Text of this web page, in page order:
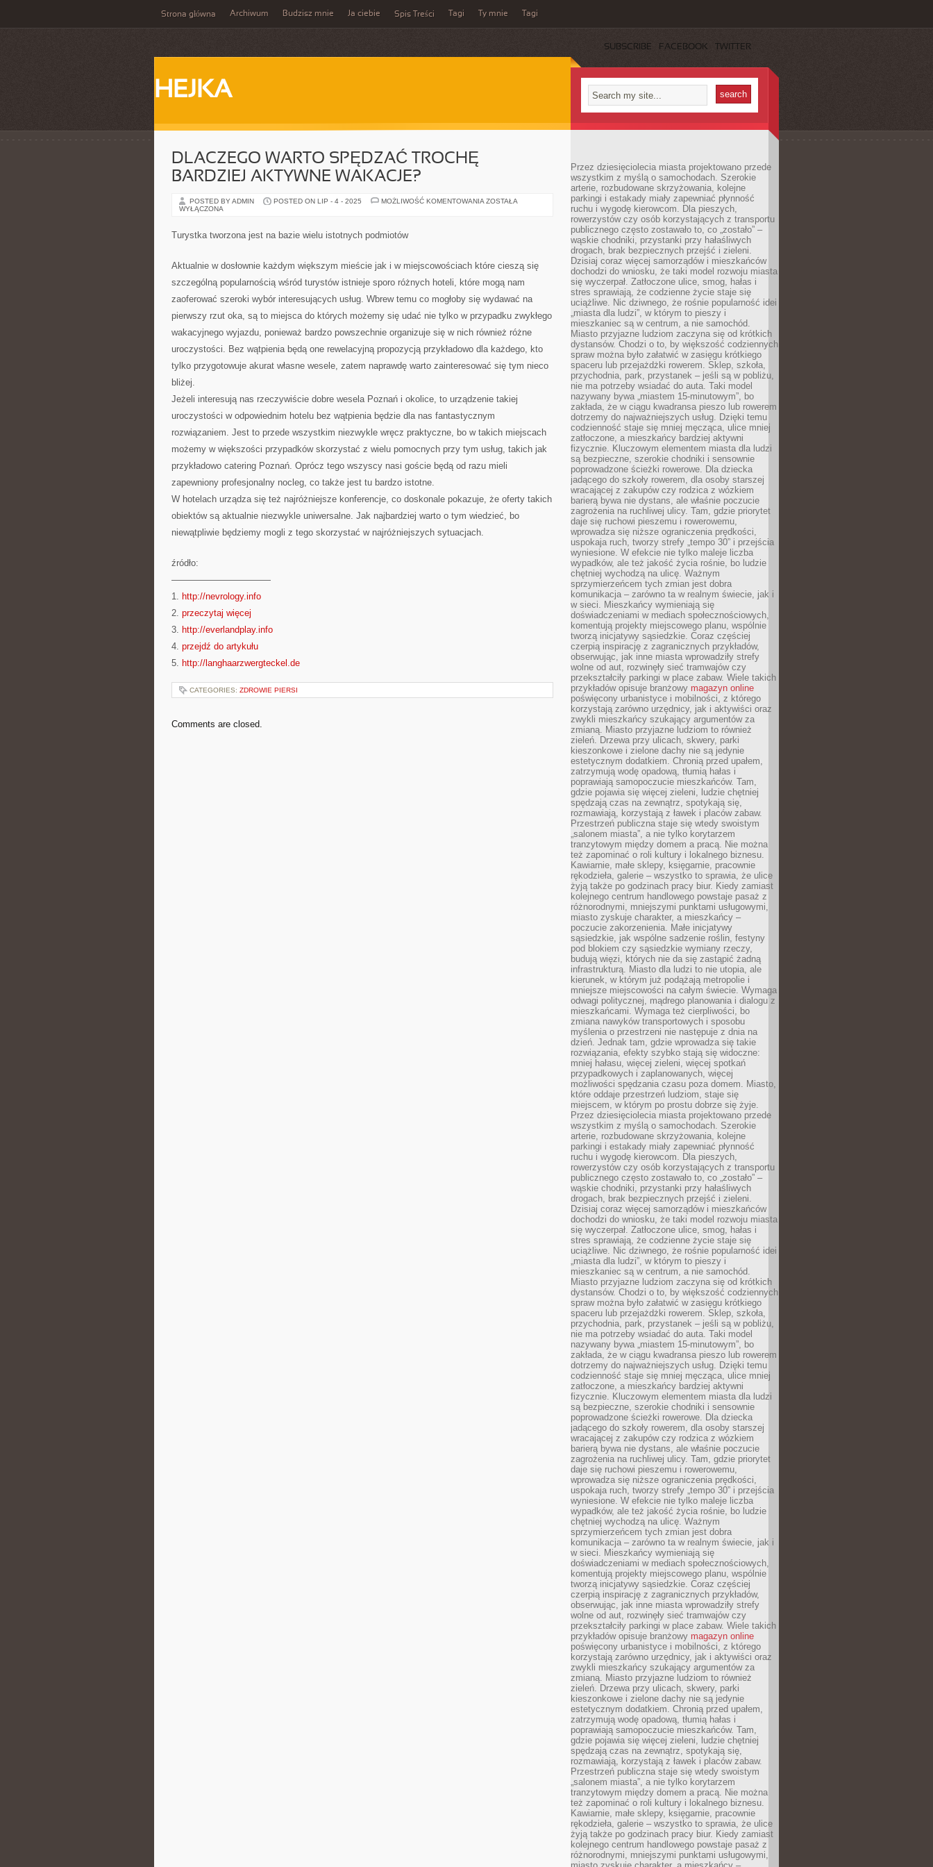
Strona główna Archiwum Budzisz mnie Ja ciebie Spis Treści Tagi Ty mnie Tagi
SUBSCRIBE FACEBOOK TWITTER
HEJKA
DLACZEGO WARTO SPĘDZAĆ TROCHĘ
BARDZIEJ AKTYWNE WAKACJE?
POSTED BY ADMIN POSTED ON LIP - 4 - 2025 MOŻLIWOŚĆ KOMENTOWANIA DLACZEGO
ZOSTAŁA
WYŁĄCZONA
Turystka tworzona jest na bazie wielu istotnych podmiotów
Aktualnie w dosłownie każdym większym mieście jak i w miejscowościach które cieszą się
szczególną popularnością wśród turystów istnieje sporo różnych hoteli, które mogą nam
zaoferować szeroki wybór interesujących usług. Wbrew temu co mogłoby się wydawać na
pierwszy rzut oka, są to miejsca do których możemy się udać nie tylko w przypadku zwykłego
wakacyjnego wyjazdu, ponieważ bardzo powszechnie organizuje się w nich również różne
uroczystości. Bez wątpienia będą one rewelacyjną propozycją przykładowo dla każdego, kto
tylko przygotowuje akurat własne wesele, zatem naprawdę warto zainteresować się tym nieco
bliżej.
Jeżeli interesują nas rzeczywiście dobre wesela Poznań i okolice, to urządzenie takiej
uroczystości w odpowiednim hotelu bez wątpienia będzie dla nas fantastycznym
rozwiązaniem. Jest to przede wszystkim niezwykle wręcz praktyczne, bo w takich miejscach
możemy w większości przypadków skorzystać z wielu pomocnych przy tym usług, takich jak
przykładowo catering Poznań. Oprócz tego wszyscy nasi goście będą od razu mieli
zapewniony profesjonalny nocleg, co także jest tu bardzo istotne.
W hotelach urządza się też najróżniejsze konferencje, co doskonale pokazuje, że oferty takich
obiektów są aktualnie niezwykle uniwersalne. Jak najbardziej warto o tym wiedzieć, bo
niewątpliwie będziemy mogli z tego skorzystać w najróżniejszych sytuacjach.
źródło:
———————————
1. http://nevrology.info
2. przeczytaj więcej
3. http://everlandplay.info
4. przejdź do artykułu
5. http://langhaarzwergteckel.de
CATEGORIES: ZDROWIE PIERSI
Comments are closed.
Przez dziesięciolecia miasta projektowano przede
wszystkim z myślą o samochodach. Szerokie
arterie, rozbudowane skrzyżowania, kolejne
parkingi i estakady miały zapewniać płynność
ruchu i wygodę kierowcom. Dla pieszych,
rowerzystów czy osób korzystających z transportu
publicznego często zostawało to, co „zostało” –
wąskie chodniki, przystanki przy hałaśliwych
drogach, brak bezpiecznych przejść i zieleni.
Dzisiaj coraz więcej samorządów i mieszkańców
dochodzi do wniosku, że taki model rozwoju miasta
się wyczerpał. Zatłoczone ulice, smog, hałas i
stres sprawiają, że codzienne życie staje się
uciążliwe. Nic dziwnego, że rośnie popularność idei
„miasta dla ludzi”, w którym to pieszy i
mieszkaniec są w centrum, a nie samochód.
Miasto przyjazne ludziom zaczyna się od krótkich
dystansów. Chodzi o to, by większość codziennych
spraw można było załatwić w zasięgu krótkiego
spaceru lub przejażdżki rowerem. Sklep, szkoła,
przychodnia, park, przystanek – jeśli są w pobliżu,
nie ma potrzeby wsiadać do auta. Taki model
nazywany bywa „miastem 15-minutowym”, bo
zakłada, że w ciągu kwadransa pieszo lub rowerem
dotrzemy do najważniejszych usług. Dzięki temu
codzienność staje się mniej męcząca, ulice mniej
zatłoczone, a mieszkańcy bardziej aktywni
fizycznie. Kluczowym elementem miasta dla ludzi
są bezpieczne, szerokie chodniki i sensownie
poprowadzone ścieżki rowerowe. Dla dziecka
jadącego do szkoły rowerem, dla osoby starszej
wracającej z zakupów czy rodzica z wózkiem
barierą bywa nie dystans, ale właśnie poczucie
zagrożenia na ruchliwej ulicy. Tam, gdzie priorytet
daje się ruchowi pieszemu i rowerowemu,
wprowadza się niższe ograniczenia prędkości,
uspokaja ruch, tworzy strefy „tempo 30” i przejścia
wyniesione. W efekcie nie tylko maleje liczba
wypadków, ale też jakość życia rośnie, bo ludzie
chętniej wychodzą na ulicę. Ważnym
sprzymierzeńcem tych zmian jest dobra
komunikacja – zarówno ta w realnym świecie, jak i
w sieci. Mieszkańcy wymieniają się
doświadczeniami w mediach społecznościowych,
komentują projekty miejscowego planu, wspólnie
tworzą inicjatywy sąsiedzkie. Coraz częściej
czerpią inspirację z zagranicznych przykładów,
obserwując, jak inne miasta wprowadziły strefy
wolne od aut, rozwinęły sieć tramwajów czy
przekształciły parkingi w place zabaw. Wiele takich
przykładów opisuje branżowy magazyn online
poświęcony urbanistyce i mobilności, z którego
korzystają zarówno urzędnicy, jak i aktywiści oraz
zwykli mieszkańcy szukający argumentów za
zmianą. Miasto przyjazne ludziom to również
zieleń. Drzewa przy ulicach, skwery, parki
kieszonkowe i zielone dachy nie są jedynie
estetycznym dodatkiem. Chronią przed upałem,
zatrzymują wodę opadową, tłumią hałas i
poprawiają samopoczucie mieszkańców. Tam,
gdzie pojawia się więcej zieleni, ludzie chętniej
spędzają czas na zewnątrz, spotykają się,
rozmawiają, korzystają z ławek i placów zabaw.
Przestrzeń publiczna staje się wtedy swoistym
„salonem miasta”, a nie tylko korytarzem
tranzytowym między domem a pracą. Nie można
też zapominać o roli kultury i lokalnego biznesu.
Kawiarnie, małe sklepy, księgarnie, pracownie
rękodzieła, galerie – wszystko to sprawia, że ulice
żyją także po godzinach pracy biur. Kiedy zamiast
kolejnego centrum handlowego powstaje pasaż z
różnorodnymi, mniejszymi punktami usługowymi,
miasto zyskuje charakter, a mieszkańcy –
poczucie zakorzenienia. Małe inicjatywy
sąsiedzkie, jak wspólne sadzenie roślin, festyny
pod blokiem czy sąsiedzkie wymiany rzeczy,
budują więzi, których nie da się zastąpić żadną
infrastrukturą. Miasto dla ludzi to nie utopia, ale
kierunek, w którym już podążają metropolie i
mniejsze miejscowości na całym świecie. Wymaga
odwagi politycznej, mądrego planowania i dialogu z
mieszkańcami. Wymaga też cierpliwości, bo
zmiana nawyków transportowych i sposobu
myślenia o przestrzeni nie następuje z dnia na
dzień. Jednak tam, gdzie wprowadza się takie
rozwiązania, efekty szybko stają się widoczne:
mniej hałasu, więcej zieleni, więcej spotkań
przypadkowych i zaplanowanych, więcej
możliwości spędzania czasu poza domem. Miasto,
które oddaje przestrzeń ludziom, staje się
miejscem, w którym po prostu dobrze się żyje.
Przez dziesięciolecia miasta projektowano przede
wszystkim z myślą o samochodach. Szerokie
arterie, rozbudowane skrzyżowania, kolejne
parkingi i estakady miały zapewniać płynność
ruchu i wygodę kierowcom. Dla pieszych,
rowerzystów czy osób korzystających z transportu
publicznego często zostawało to, co „zostało” –
wąskie chodniki, przystanki przy hałaśliwych
drogach, brak bezpiecznych przejść i zieleni.
Dzisiaj coraz więcej samorządów i mieszkańców
dochodzi do wniosku, że taki model rozwoju miasta
się wyczerpał. Zatłoczone ulice, smog, hałas i
stres sprawiają, że codzienne życie staje się
uciążliwe. Nic dziwnego, że rośnie popularność idei
„miasta dla ludzi”, w którym to pieszy i
mieszkaniec są w centrum, a nie samochód.
Miasto przyjazne ludziom zaczyna się od krótkich
dystansów. Chodzi o to, by większość codziennych
spraw można było załatwić w zasięgu krótkiego
spaceru lub przejażdżki rowerem. Sklep, szkoła,
przychodnia, park, przystanek – jeśli są w pobliżu,
nie ma potrzeby wsiadać do auta. Taki model
nazywany bywa „miastem 15-minutowym”, bo
zakłada, że w ciągu kwadransa pieszo lub rowerem
dotrzemy do najważniejszych usług. Dzięki temu
codzienność staje się mniej męcząca, ulice mniej
zatłoczone, a mieszkańcy bardziej aktywni
fizycznie. Kluczowym elementem miasta dla ludzi
są bezpieczne, szerokie chodniki i sensownie
poprowadzone ścieżki rowerowe. Dla dziecka
jadącego do szkoły rowerem, dla osoby starszej
wracającej z zakupów czy rodzica z wózkiem
barierą bywa nie dystans, ale właśnie poczucie
zagrożenia na ruchliwej ulicy. Tam, gdzie priorytet
daje się ruchowi pieszemu i rowerowemu,
wprowadza się niższe ograniczenia prędkości,
uspokaja ruch, tworzy strefy „tempo 30” i przejścia
wyniesione. W efekcie nie tylko maleje liczba
wypadków, ale też jakość życia rośnie, bo ludzie
chętniej wychodzą na ulicę. Ważnym
sprzymierzeńcem tych zmian jest dobra
komunikacja – zarówno ta w realnym świecie, jak i
w sieci. Mieszkańcy wymieniają się
doświadczeniami w mediach społecznościowych,
komentują projekty miejscowego planu, wspólnie
tworzą inicjatywy sąsiedzkie. Coraz częściej
czerpią inspirację z zagranicznych przykładów,
obserwując, jak inne miasta wprowadziły strefy
wolne od aut, rozwinęły sieć tramwajów czy
przekształciły parkingi w place zabaw. Wiele takich
przykładów opisuje branżowy magazyn online
poświęcony urbanistyce i mobilności, z którego
korzystają zarówno urzędnicy, jak i aktywiści oraz
zwykli mieszkańcy szukający argumentów za
zmianą. Miasto przyjazne ludziom to również
zieleń. Drzewa przy ulicach, skwery, parki
kieszonkowe i zielone dachy nie są jedynie
estetycznym dodatkiem. Chronią przed upałem,
zatrzymują wodę opadową, tłumią hałas i
poprawiają samopoczucie mieszkańców. Tam,
gdzie pojawia się więcej zieleni, ludzie chętniej
spędzają czas na zewnątrz, spotykają się,
rozmawiają, korzystają z ławek i placów zabaw.
Przestrzeń publiczna staje się wtedy swoistym
„salonem miasta”, a nie tylko korytarzem
tranzytowym między domem a pracą. Nie można
też zapominać o roli kultury i lokalnego biznesu.
Kawiarnie, małe sklepy, księgarnie, pracownie
rękodzieła, galerie – wszystko to sprawia, że ulice
żyją także po godzinach pracy biur. Kiedy zamiast
kolejnego centrum handlowego powstaje pasaż z
różnorodnymi, mniejszymi punktami usługowymi,